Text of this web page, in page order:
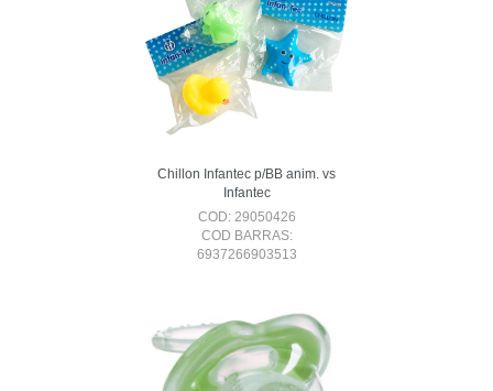
Chillon Infantec p/BB anim. vs
Infantec
COD: 29050426
COD BARRAS:
6937266903513